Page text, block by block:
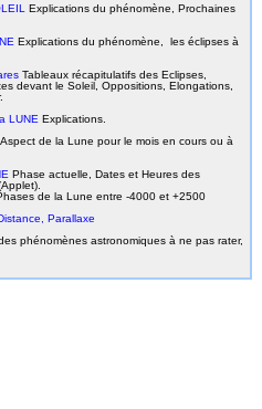
Explications du phénomène, Prochaines
Explications du phénomène, les éclipses à
Tableaux récapitulatifs des Eclipses,
devant le Soleil, Oppositions, Elongations,
LUNE Explications.
Aspect de la Lune pour le mois en cours ou à
Phase actuelle, Dates et Heures des
de la Lune entre -4000 et +2500
Parallaxe
phénomènes astronomiques à ne pas rater,